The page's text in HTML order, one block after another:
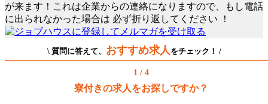
が来ます！これは企業からの連絡になりますので、もし電話
に出られなかった場合は 必ず折り返してください ！
\ 質問に答えて、 おすすめ求人をチェック！ /
1 / 4
寮付きの求人をお探しですか？